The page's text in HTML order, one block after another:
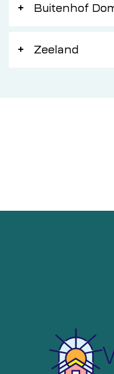
Buitenhof
Zeeland